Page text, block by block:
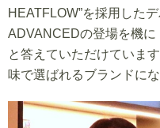
HEATFLOW”を採用した
ADVANCEDの登場を機に
と答えていただけていま
味で選ばれるブランドに